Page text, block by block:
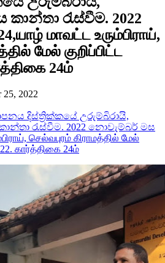
කාන්තා රැස්වීම. 2022
மாவட்ட உரும்பிராய்,
மேல் குறிப்பிட்ட
24ம்
25, 2022
දිස්ත්‍රික්කයේ උරුම්බිරායි,
රැස්වීම. 2022 නොවැම්බර් මස
செல்வபுரம் கிராமத்தில் மேல்
கார்த்திகை 24ம்